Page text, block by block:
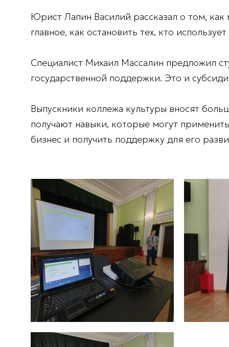
Юрист Лапин Василий рассказал о том, как
главное, как остановить тех, кто
Специалист Михаил Массалин предложил
государственной поддержки. Это и
Выпускники коллежа культуры вносят
получают навыки, которые могут
бизнес и получить поддержку для его